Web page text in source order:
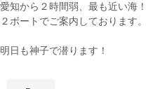
愛知から２時間弱、最も近い海！
２ボートでご案内しております。
明日も神子で潜ります！